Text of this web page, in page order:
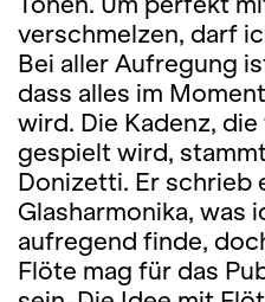
verschmelzen, darf
Bei aller Aufregung
dass alles im
wird. Die Kadenz,
gespielt wird,
Donizetti. Er schrieb
Glasharmonika, was
aufregend finde,
Flöte mag für das